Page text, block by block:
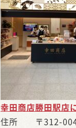
幸田商店勝田駅店
住所 〒312-